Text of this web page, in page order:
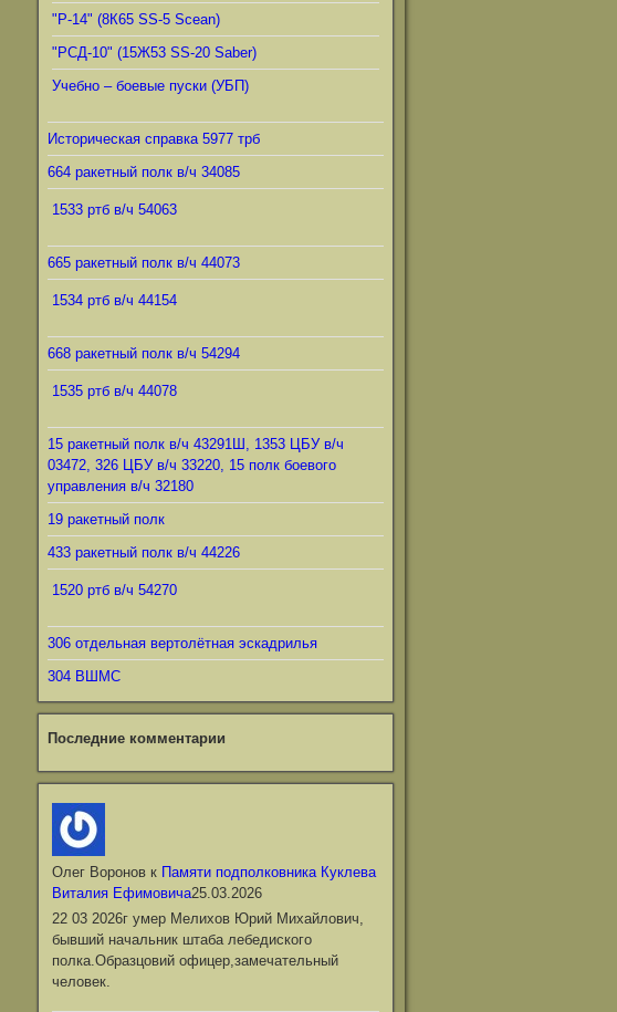
"Р-14" (8К65 SS-5 Scean)
"РСД-10" (15Ж53 SS-20 Saber)
Учебно – боевые пуски (УБП)
Историческая справка 5977 трб
664 ракетный полк в/ч 34085
1533 ртб в/ч 54063
665 ракетный полк в/ч 44073
1534 ртб в/ч 44154
668 ракетный полк в/ч 54294
1535 ртб в/ч 44078
15 ракетный полк в/ч 43291Ш, 1353 ЦБУ в/ч
03472, 326 ЦБУ в/ч 33220, 15 полк боевого
управления в/ч 32180
19 ракетный полк
433 ракетный полк в/ч 44226
1520 ртб в/ч 54270
306 отдельная вертолётная эскадрилья
304 ВШМС
Последние комментарии
Олег Вороновк Памяти подполковника Куклева
Виталия Ефимовича25.03.2026
22 03 2026г умер Мелихов Юрий Михайлович,
бывший начальник штаба лебедиского
полка.Образцовий офицер,замечательный
человек.